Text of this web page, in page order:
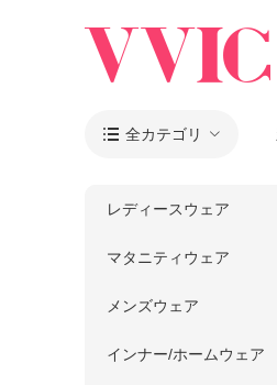
 全カテゴリ
レディースウェア
マタニティウェア
メンズウェア
インナー/ホームウェア